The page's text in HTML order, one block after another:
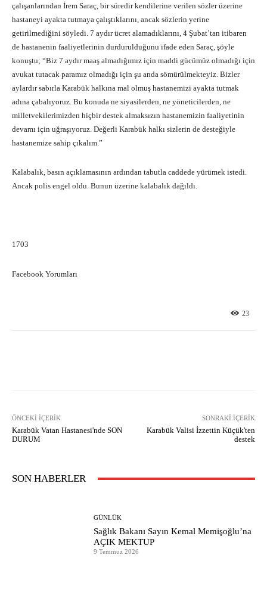
çalışanlarından İrem Saraç, bir süredir kendilerine verilen sözler üzerine
hastaneyi ayakta tutmaya çalıştıklarını, ancak sözlerin yerine
getirilmediğini söyledi. 7 aydır ücret alamadıklarını, 4 Şubat’tan itibaren
de hastanenin faaliyetlerinin durdurulduğunu ifade eden Saraç, şöyle
konuştu; “Biz 7 aydır maaş almadığımız için maddi gücümüz olmadığı için
avukat tutacak paramız olmadığı için şu anda sömürülmekteyiz. Bizler
aylardır sabırla Karabük halkına mal olmuş hastanemizi ayakta tutmak
adına çabalıyoruz. Bu konuda ne siyasilerden, ne yöneticilerden, ne
milletvekilerimizden hiçbir destek almaksızın hastanemizin faaliyetinin
devamı için uğraşıyoruz. Değerli Karabük halkı sizlerin de desteğiyle
hastanemize sahip çıkalım.”
Kalabalık, basın açıklamasının ardından tabutla caddede yürümek istedi.
Ancak polis engel oldu. Bunun üzerine kalabalık dağıldı.
1703
Facebook Yorumları
23
ÖNCEKI İÇERIK
Karabük Vatan Hastanesi'nde SON
DURUM
SONRAKI İÇERIK
Karabük Valisi İzzettin Küçük'ten
destek
SON HABERLER
GÜNLÜK
Sağlık Bakanı Sayın Kemal Memişoğlu’na
AÇIK MEKTUP
9 Temmuz 2026